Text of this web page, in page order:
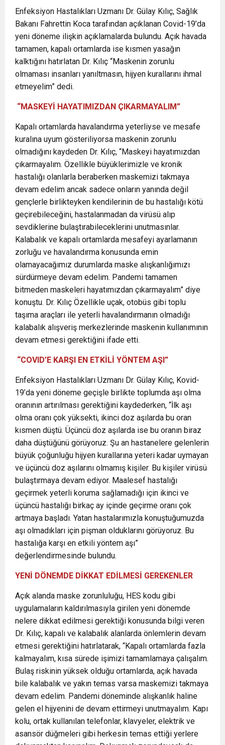
Enfeksiyon Hastalıkları Uzmanı Dr. Gülay Kılıç, Sağlık
Bakanı Fahrettin Koca tarafından açıklanan Covid-19’da
yeni döneme ilişkin açıklamalarda bulundu. Açık havada
tamamen, kapalı ortamlarda ise kısmen yasağın
kalktığını hatırlatan Dr. Kılıç “Maskenin zorunlu
olmaması insanları yanıltmasın, hijyen kurallarını ihmal
etmeyelim” dedi.
“MASKEYİ HAYATIMIZDAN ÇIKARMAYALIM”
Kapalı ortamlarda havalandırma yeterliyse ve mesafe
kuralına uyum gösteriliyorsa maskenin zorunlu
olmadığını kaydeden Dr. Kılıç, “Maskeyi hayatımızdan
çıkarmayalım. Özellikle büyüklerimizle ve kronik
hastalığı olanlarla beraberken maskemizi takmaya
devam edelim ancak sadece onların yanında değil
gençlerle birlikteyken kendilerinin de bu hastalığı kötü
geçirebileceğini, hastalanmadan da virüsü alıp
sevdiklerine bulaştırabileceklerini unutmasınlar.
Kalabalık ve kapalı ortamlarda mesafeyi ayarlamanın
zorluğu ve havalandırma konusunda emin
olamayacağımız durumlarda maske alışkanlığımızı
sürdürmeye devam edelim. Pandemi tamamen
bitmeden maskeleri hayatımızdan çıkarmayalım” diye
konuştu. Dr. Kılıç Özellikle uçak, otobüs gibi toplu
taşıma araçları ile yeterli havalandırmanın olmadığı
kalabalık alışveriş merkezlerinde maskenin kullanımının
devam etmesi gerektiğini ifade etti.
“COVID’E KARŞI EN ETKİLİ YÖNTEM AŞI”
Enfeksiyon Hastalıkları Uzmanı Dr. Gülay Kılıç, Kovid-
19’da yeni döneme geçişle birlikte toplumda aşı olma
oranının artırılması gerektiğini kaydederken, “İlk aşı
olma oranı çok yüksekti, ikinci doz aşılarda bu oran
kısmen düştü. Üçüncü doz aşılarda ise bu oranın biraz
daha düştüğünü görüyoruz. Şu an hastanelere gelenlerin
büyük çoğunluğu hijyen kurallarına yeteri kadar uymayan
ve üçüncü doz aşılarını olmamış kişiler. Bu kişiler virüsü
bulaştırmaya devam ediyor. Maalesef hastalığı
geçirmek yeterli koruma sağlamadığı için ikinci ve
üçüncü hastalığı birkaç ay içinde geçirme oranı çok
artmaya başladı. Yatan hastalarımızla konuştuğumuzda
aşı olmadıkları için pişman olduklarını görüyoruz. Bu
hastalığa karşı en etkili yöntem aşı”
değerlendirmesinde bulundu.
YENİ DÖNEMDE DİKKAT EDİLMESİ GEREKENLER
Açık alanda maske zorunluluğu, HES kodu gibi
uygulamaların kaldırılmasıyla girilen yeni dönemde
nelere dikkat edilmesi gerektiği konusunda bilgi veren
Dr. Kılıç, kapalı ve kalabalık alanlarda önlemlerin devam
etmesi gerektiğini hatırlatarak, “Kapalı ortamlarda fazla
kalmayalım, kısa sürede işimizi tamamlamaya çalışalım.
Bulaş riskinin yüksek olduğu ortamlarda, açık havada
bile kalabalık ve yakın temas varsa maskemizi takmaya
devam edelim. Pandemi döneminde alışkanlık haline
gelen el hijyenini de devam ettirmeyi unutmayalım. Kapı
kolu, ortak kullanılan telefonlar, klavyeler, elektrik ve
asansör düğmeleri gibi herkesin temas ettiği yerlere